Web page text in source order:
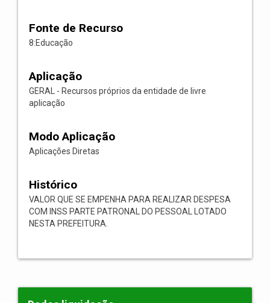
Fonte de Recurso
8:Educação
Aplicação
GERAL - Recursos próprios da entidade de livre
aplicação
Modo Aplicação
Aplicações Diretas
Histórico
VALOR QUE SE EMPENHA PARA REALIZAR DESPESA
COM INSS PARTE PATRONAL DO PESSOAL LOTADO
NESTA PREFEITURA.